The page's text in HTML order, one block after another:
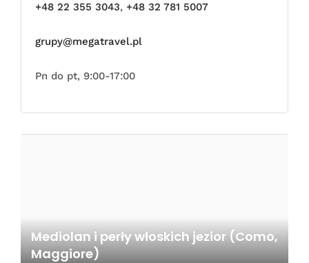
+48 22 355 3043, +48 32 781 5007
grupy@megatravel.pl
Pn do pt, 9:00-17:00
Mediolan i perły włoskich jezior (Como,
Maggiore)